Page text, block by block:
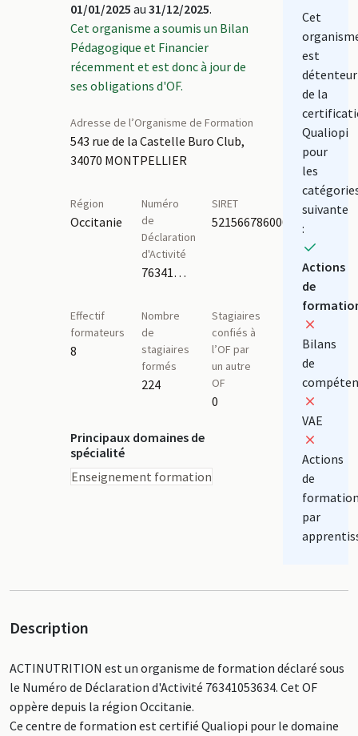
01/01/2025 au 31/12/2025.
Cet organisme a soumis un Bilan
Pédagogique et Financier
récemment et est donc à jour de
ses obligations d'OF.
Adresse de l’Organisme de Formation
543 rue de la Castelle Buro Club,
34070 MONTPELLIER
Région
Occitanie
Numéro
de
Déclaration
d'Activité
76341053634
SIRET
52156678600039
Effectif
formateurs
8
Nombre
de
stagiaires
formés
224
Stagiaires
confiés à
l’OF par
un autre
OF
0
Principaux domaines de
spécialité
Enseignement formation
Cet
est
détenteur
de la
Qualiopi
pour
les
suivante
:
Actions
de
Bilans
de
VAE
Actions
de
par
Description
ACTINUTRITION est un organisme de formation déclaré sous
le Numéro de Déclaration d'Activité 76341053634. Cet OF
oppère depuis la région Occitanie.
Ce centre de formation est certifié Qualiopi pour le domaine